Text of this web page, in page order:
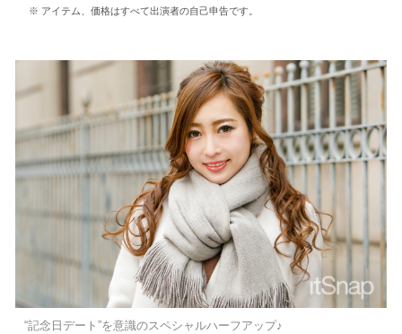
アイテム、価格はすべて出演者の自己申告です。
“記念日デート”を意識のスペシャルハーフアップ♪